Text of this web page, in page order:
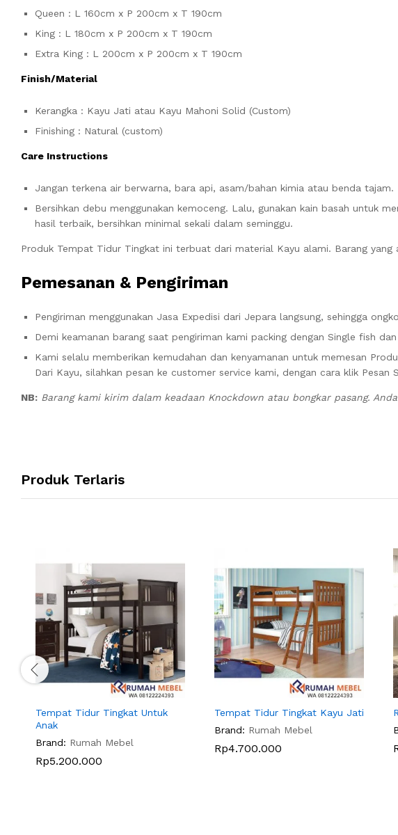
Queen : L 160cm x P 200cm x T 190cm
King : L 180cm x P 200cm x T 190cm
Extra King : L 200cm x P 200cm x T 190cm
Finish/Material
Kerangka : Kayu Jati atau Kayu Mahoni Solid (Custom)
Finishing : Natural (custom)
Care Instructions
Jangan terkena air berwarna, bara api, asam/bahan kimia atau benda tajam.
Bersihkan debu menggunakan kemoceng. Lalu, gunakan kain basah untuk
hasil terbaik, bersihkan minimal sekali dalam seminggu.
Produk Tempat Tidur Tingkat ini terbuat dari material Kayu alami. Barang
Pemesanan & Pengiriman
Pengiriman menggunakan Jasa Expedisi dari Jepara langsung, sehingga
Demi keamanan barang saat pengiriman kami packing dengan Single fish
Kami selalu memberikan kemudahan dan kenyamanan untuk memesan
Dari Kayu, silahkan pesan ke customer service kami, dengan cara klik
NB: Barang kami kirim dalam keadaan Knockdown atau bongkar pasang.
Produk Terlaris
Tempat Tidur Tingkat Untuk
Anak
Brand: Rumah Mebel
Rp5.200.000
Tempat Tidur Tingkat Kayu Jati
Brand: Rumah Mebel
Rp4.700.000